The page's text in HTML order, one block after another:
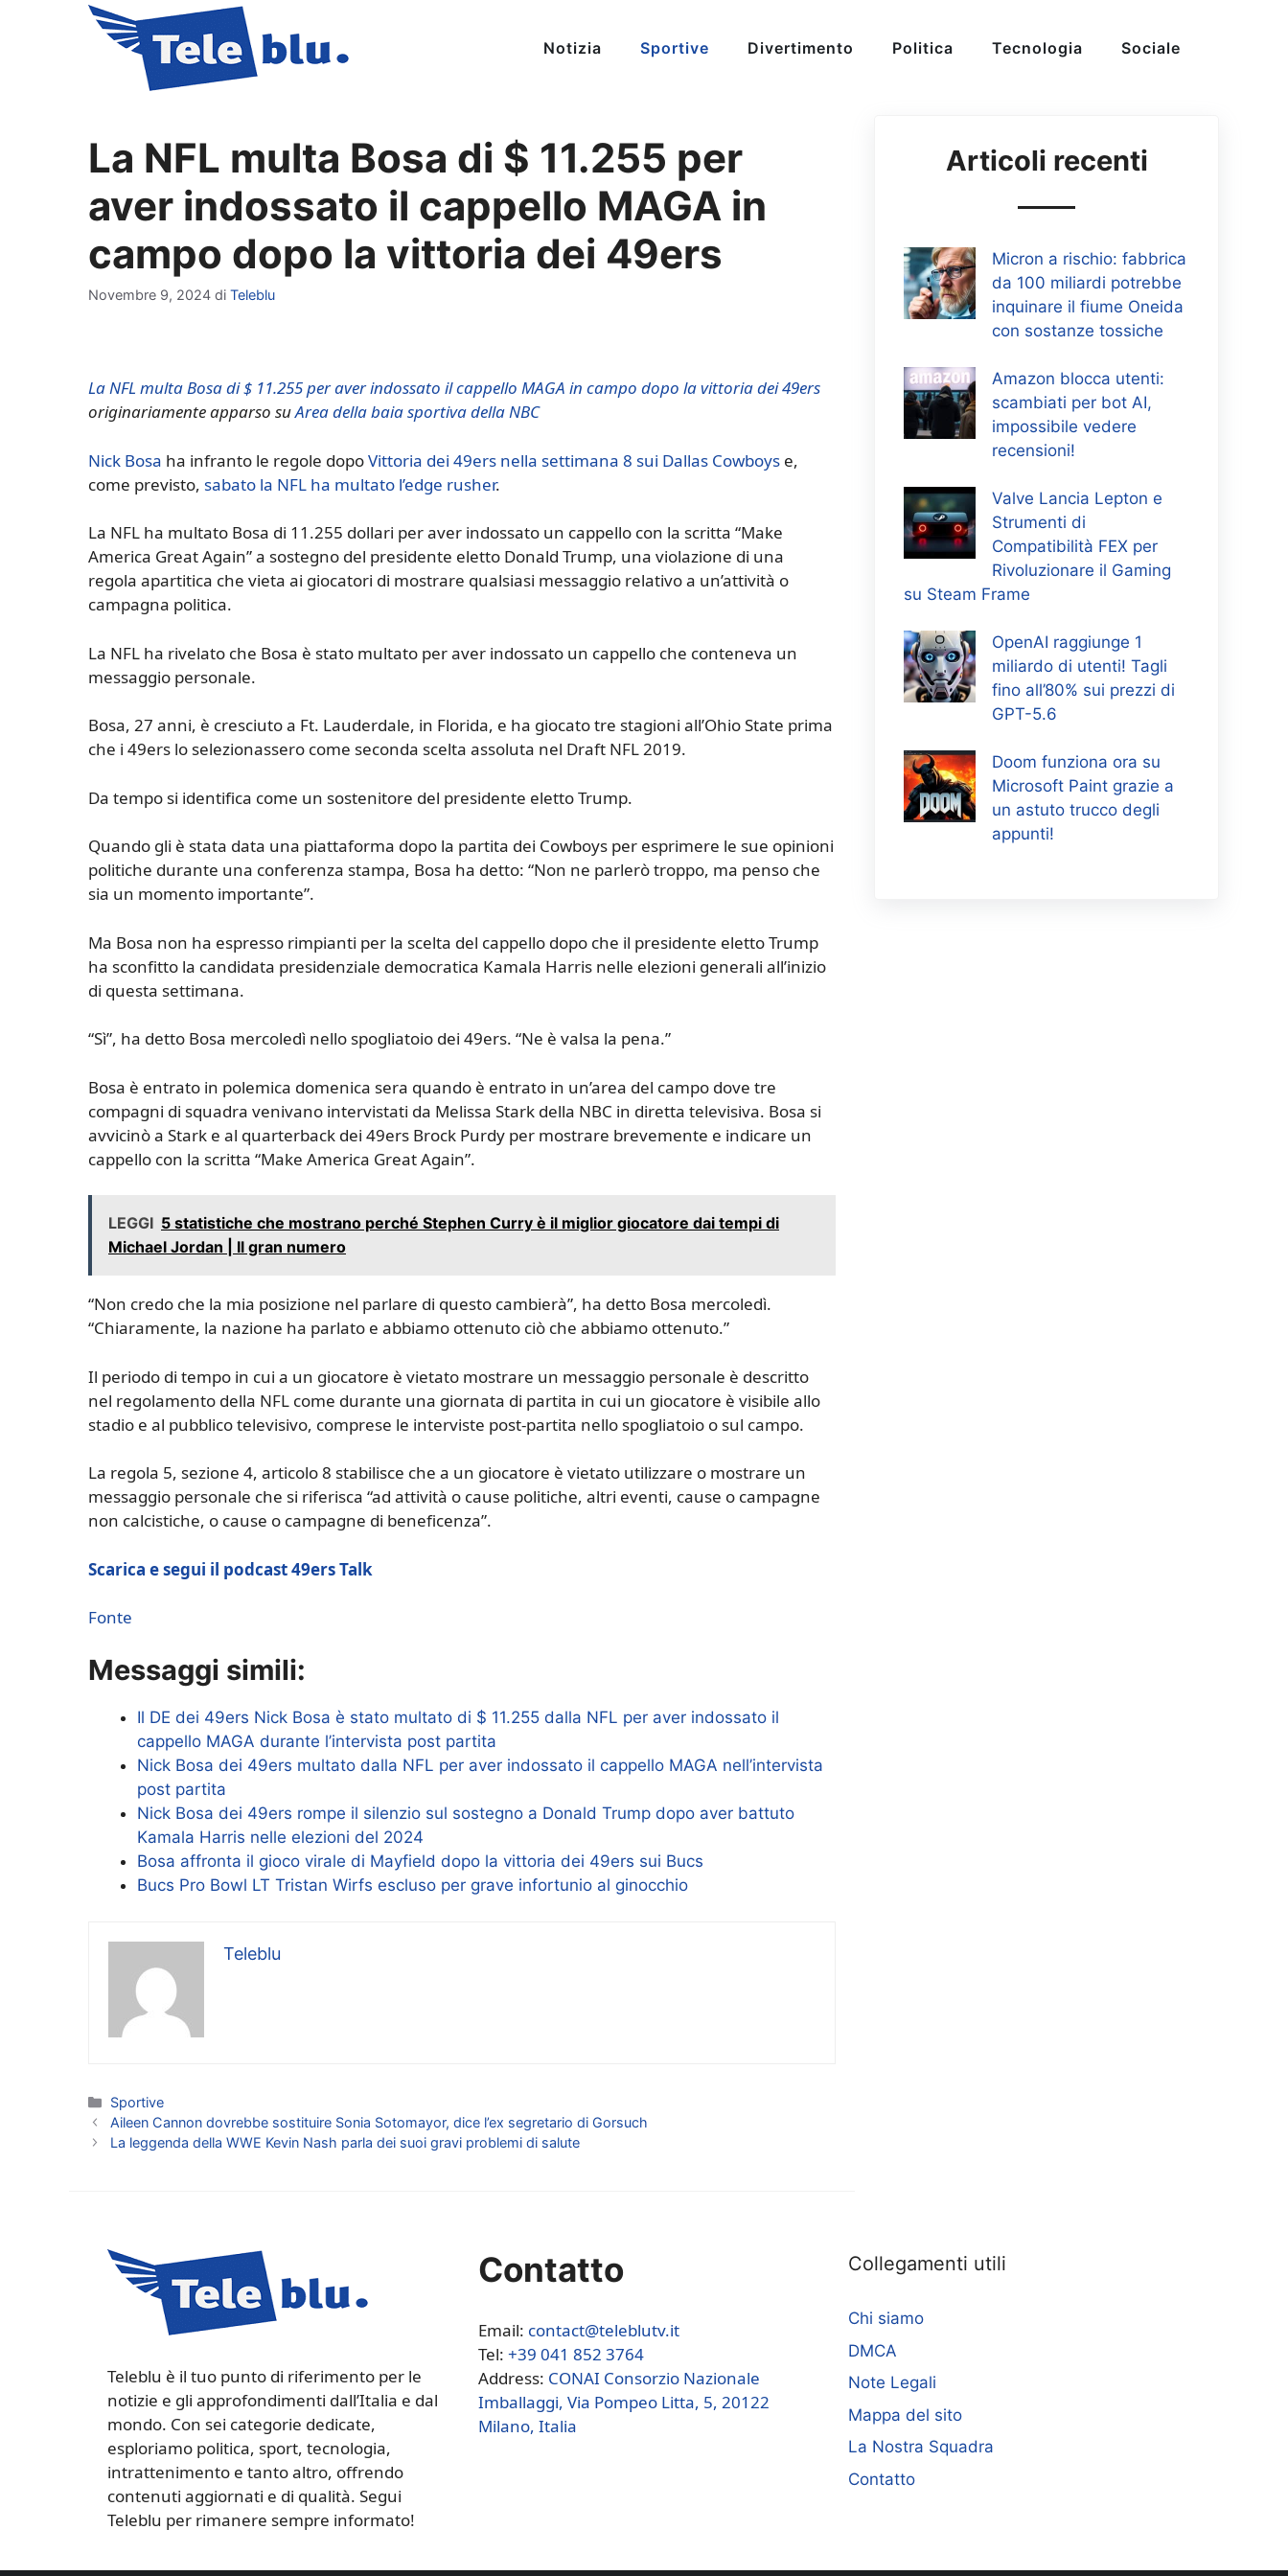
Notizia Sportive Divertimento Politica Tecnologia Sociale
La NFL multa Bosa di $ 11.255 per
aver indossato il cappello MAGA in
campo dopo la vittoria dei 49ers
Novembre 9, 2024 di Teleblu
La NFL multa Bosa di $ 11.255 per aver indossato il cappello MAGA in campo dopo la vittoria dei 49ers
originariamente apparso suArea della baia sportiva della NBC
Nick Bosa ha infranto le regole dopoVittoria dei 49ers nella settimana 8 sui Dallas Cowboys e,
come previsto, sabato la NFL ha multato l’edge rusher.
La NFL ha multato Bosa di 11.255 dollari per aver indossato un cappello con la scritta “Make
America Great Again” a sostegno del presidente eletto Donald Trump, una violazione di una
regola apartitica che vieta ai giocatori di mostrare qualsiasi messaggio relativo a un’attività o
campagna politica.
La NFL ha rivelato che Bosa è stato multato per aver indossato un cappello che conteneva un
messaggio personale.
Bosa, 27 anni, è cresciuto a Ft. Lauderdale, in Florida, e ha giocato tre stagioni all’Ohio State prima
che i 49ers lo selezionassero come seconda scelta assoluta nel Draft NFL 2019.
Da tempo si identifica come un sostenitore del presidente eletto Trump.
Quando gli è stata data una piattaforma dopo la partita dei Cowboys per esprimere le sue opinioni
politiche durante una conferenza stampa, Bosa ha detto: “Non ne parlerò troppo, ma penso che
sia un momento importante”.
Ma Bosa non ha espresso rimpianti per la scelta del cappello dopo che il presidente eletto Trump
ha sconfitto la candidata presidenziale democratica Kamala Harris nelle elezioni generali all’inizio
di questa settimana.
“Sì”, ha detto Bosa mercoledì nello spogliatoio dei 49ers. “Ne è valsa la pena.”
Bosa è entrato in polemica domenica sera quando è entrato in un’area del campo dove tre
compagni di squadra venivano intervistati da Melissa Stark della NBC in diretta televisiva. Bosa si
avvicinò a Stark e al quarterback dei 49ers Brock Purdy per mostrare brevemente e indicare un
cappello con la scritta “Make America Great Again”.
LEGGI 5 statistiche che mostrano perché Stephen Curry è il miglior giocatore dai tempi di
Michael Jordan | Il gran numero
“Non credo che la mia posizione nel parlare di questo cambierà”, ha detto Bosa mercoledì.
“Chiaramente, la nazione ha parlato e abbiamo ottenuto ciò che abbiamo ottenuto.”
Il periodo di tempo in cui a un giocatore è vietato mostrare un messaggio personale è descritto
nel regolamento della NFL come durante una giornata di partita in cui un giocatore è visibile allo
stadio e al pubblico televisivo, comprese le interviste post-partita nello spogliatoio o sul campo.
La regola 5, sezione 4, articolo 8 stabilisce che a un giocatore è vietato utilizzare o mostrare un
messaggio personale che si riferisca “ad attività o cause politiche, altri eventi, cause o campagne
non calcistiche, o cause o campagne di beneficenza”.
Scarica e segui il podcast 49ers Talk
Fonte
Messaggi simili:
Il DE dei 49ers Nick Bosa è stato multato di $ 11.255 dalla NFL per aver indossato il
cappello MAGA durante l’intervista post partita
Nick Bosa dei 49ers multato dalla NFL per aver indossato il cappello MAGA nell’intervista
post partita
Nick Bosa dei 49ers rompe il silenzio sul sostegno a Donald Trump dopo aver battuto
Kamala Harris nelle elezioni del 2024
Bosa affronta il gioco virale di Mayfield dopo la vittoria dei 49ers sui Bucs
Bucs Pro Bowl LT Tristan Wirfs escluso per grave infortunio al ginocchio
Teleblu
Categorie
Sportive
Aileen Cannon dovrebbe sostituire Sonia Sotomayor, dice l’ex segretario di Gorsuch
La leggenda della WWE Kevin Nash parla dei suoi gravi problemi di salute
Articoli recenti
Micron a rischio: fabbrica
da 100 miliardi potrebbe
inquinare il fiume Oneida
con sostanze tossiche
Amazon blocca utenti:
scambiati per bot AI,
impossibile vedere
recensioni!
Valve Lancia Lepton e
Strumenti di
Compatibilità FEX per
Rivoluzionare il Gaming
su Steam Frame
OpenAI raggiunge 1
miliardo di utenti! Tagli
fino all’80% sui prezzi di
GPT-5.6
Doom funziona ora su
Microsoft Paint grazie a
un astuto trucco degli
appunti!
Teleblu è il tuo punto di riferimento per le
notizie e gli approfondimenti dall’Italia e dal
mondo. Con sei categorie dedicate,
esploriamo politica, sport, tecnologia,
intrattenimento e tanto altro, offrendo
contenuti aggiornati e di qualità. Segui
Teleblu per rimanere sempre informato!
Contatto
Email: contact@teleblutv.it
Tel: +39 041 852 3764
Address: CONAI Consorzio Nazionale
Imballaggi, Via Pompeo Litta, 5, 20122
Milano, Italia
Collegamenti utili
Chi siamo
DMCA
Note Legali
Mappa del sito
La Nostra Squadra
Contatto